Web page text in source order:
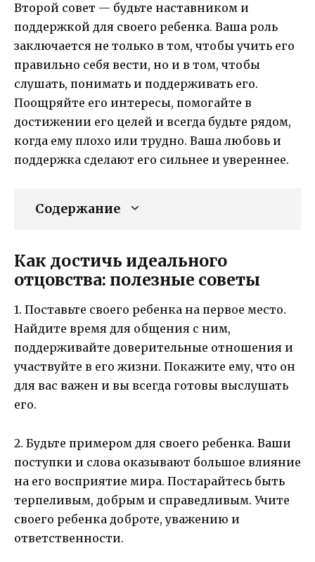
Второй совет — будьте наставником и
поддержкой для своего ребенка. Ваша роль
заключается не только в том, чтобы учить его
правильно себя вести, но и в том, чтобы
слушать, понимать и поддерживать его.
Поощряйте его интересы, помогайте в
достижении его целей и всегда будьте рядом,
когда ему плохо или трудно. Ваша любовь и
поддержка сделают его сильнее и увереннее.
Содержание
Как достичь идеального
отцовства: полезные советы
1. Поставьте своего ребенка на первое место.
Найдите время для общения с ним,
поддерживайте доверительные отношения и
участвуйте в его жизни. Покажите ему, что он
для вас важен и вы всегда готовы выслушать
его.
2. Будьте примером для своего ребенка. Ваши
поступки и слова оказывают большое влияние
на его восприятие мира. Постарайтесь быть
терпеливым, добрым и справедливым. Учите
своего ребенка доброте, уважению и
ответственности.